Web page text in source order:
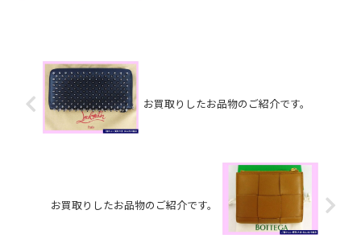
お買取りしたお品物のご紹介です。
お買取りしたお品物のご紹介です。